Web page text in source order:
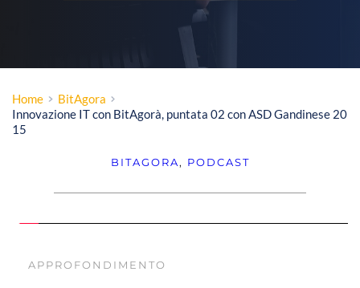
Home
BitAgora
Innovazione IT con BitAgorà, puntata 02 con ASD Gandinese 20
15
BITAGORA, PODCAST
APPROFONDIMENTO